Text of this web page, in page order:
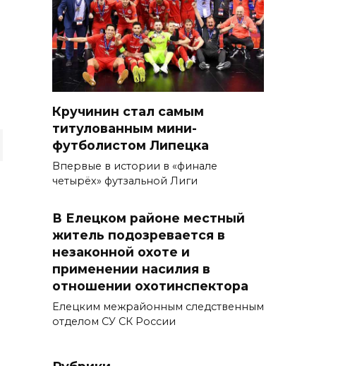
Кручинин стал самым
титулованным мини-
футболистом Липецка
Впервые в истории в «финале
четырёх» футзальной Лиги
В Елецком районе местный
житель подозревается в
незаконной охоте и
применении насилия в
отношении охотинспектора
Елецким межрайонным следственным
отделом СУ СК России